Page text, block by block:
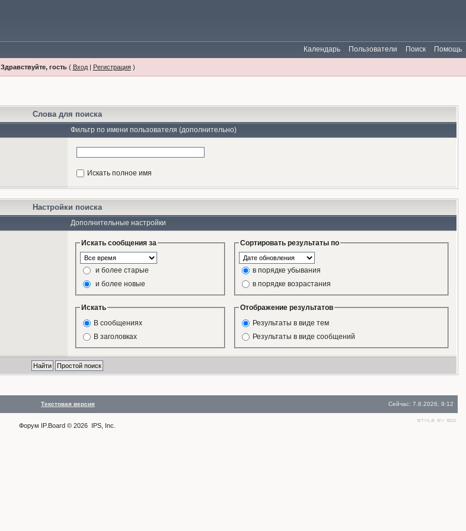
Помощь
Поиск
Пользователи
Календарь
Здравствуйте, гость( Вход| Регистрация)
Слова для поиска
Фильтр по имени пользователя (дополнительно)
Искать полное имя
Настройки поиска
Дополнительные настройки
Искать сообщения за
и более старые
и более новые
Сортировать результаты по
в порядке убывания
в порядке возрастания
Искать
В сообщениях
В заголовках
Отображение результатов
Результаты в виде тем
Результаты в виде сообщений
Текстовая версия Сейчас: 7.8.2026, 9:12
Форум IP.Board © 2026 IPS, Inc